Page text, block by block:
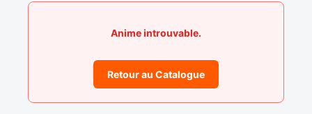
Anime introuvable.
Retour au Catalogue